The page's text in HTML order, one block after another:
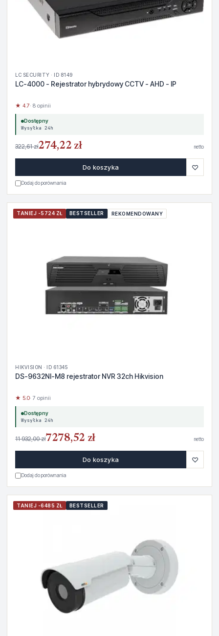
LC SECURITY · ID 8149
LC-4000 - Rejestrator hybrydowy CCTV - AHD - IP
★ 4.7· 8 opinii
Dostępny
Wysyłka 24h
322,61 zł274,22 zł netto
Do koszyka ♡
Dodaj do porównania
TANIEJ -5724 ZŁ BESTSELLER REKOMENDOWANY
HIKVISION · ID 61345
DS-9632NI-M8 rejestrator NVR 32ch Hikvision
★ 5.0· 7 opinii
Dostępny
Wysyłka 24h
11 932,00 zł7278,52 zł netto
Do koszyka ♡
Dodaj do porównania
TANIEJ -6485 ZŁ BESTSELLER